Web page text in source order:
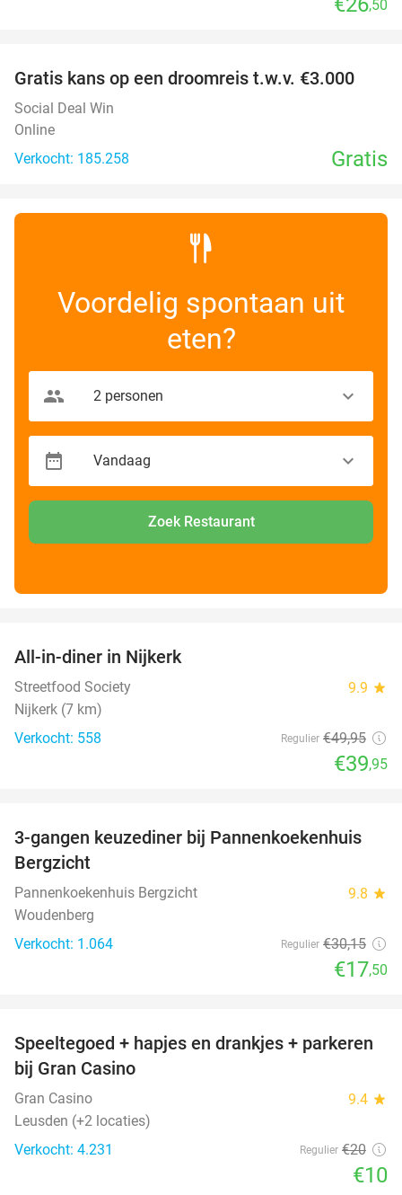
,50
Gratis kans op een droomreis t.w.v. €3.000
Social Deal Win
Online
Verkocht: 185.258
Gratis
Voordelig spontaan uit
eten?
Zoek Restaurant
All-in-diner in Nijkerk
Streetfood Society 9.9 star
Nijkerk (7 km)
Verkocht: 558
Regulier €49,95
€39,95
42%
3-gangen keuzediner bij Pannenkoekenhuis
Bergzicht
Pannenkoekenhuis Bergzicht 9.8 star
Woudenberg
Verkocht: 1.064
Regulier €30,15
€17,50
50%
Speeltegoed + hapjes en drankjes + parkeren
bij Gran Casino
Gran Casino 9.4 star
Leusden (+2 locaties)
Verkocht: 4.231
Regulier €20
€10